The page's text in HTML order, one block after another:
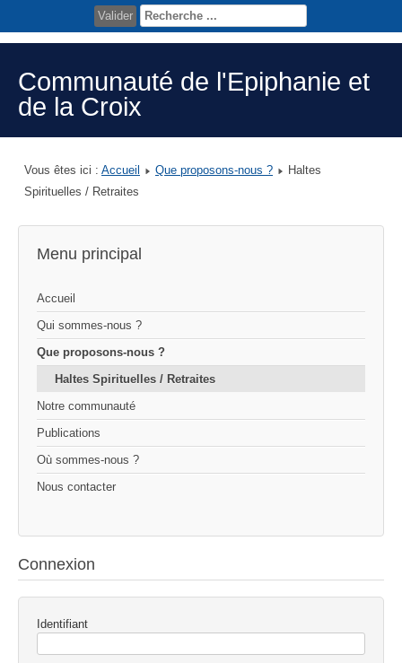
Communauté de l'Epiphanie et
de la Croix
Valider
Vous êtes ici : Accueil Que proposons-nous ?
Haltes
Spirituelles / Retraites
Menu principal
Accueil
Qui sommes-nous ?
Que proposons-nous ?
Haltes Spirituelles / Retraites
Notre communauté
Publications
Où sommes-nous ?
Nous contacter
Connexion
Identifiant